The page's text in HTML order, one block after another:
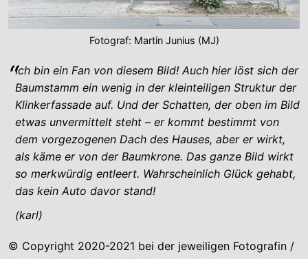
Fotograf: Martin Junius (MJ)
Ich bin ein Fan von diesem Bild! Auch hier löst sich der
Baumstamm ein wenig in der kleinteiligen Struktur der
Klinkerfassade auf. Und der Schatten, der oben im Bild
etwas unvermittelt steht – er kommt bestimmt von
dem vorgezogenen Dach des Hauses, aber er wirkt,
als käme er von der Baumkrone. Das ganze Bild wirkt
so merkwürdig entleert. Wahrscheinlich Glück gehabt,
das kein Auto davor stand!
(karl)
© Copyright 2020-2021 bei der jeweiligen Fotografin /